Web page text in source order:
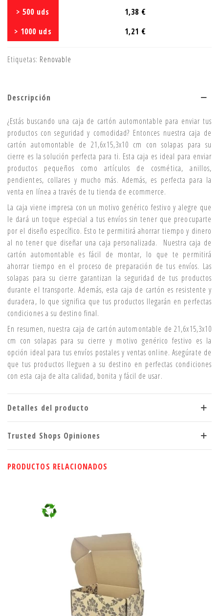
> 500 uds
1,38 €
> 1000 uds
1,21 €
Etiquetas: Renovable
Descripción
¿Estás buscando una caja de cartón automontable para enviar tus
productos con seguridad y comodidad? Entonces nuestra caja de
cartón automontable de 21,6x15,3x10 cm con solapas para su
cierre es la solución perfecta para ti. Esta caja es ideal para enviar
productos pequeños como artículos de cosmética, anillos,
pendientes, collares y mucho más. Además, es perfecta para la
venta en línea a través de tu tienda de ecommerce.
La caja viene impresa con un motivo genérico festivo y alegre que
le dará un toque especial a tus envíos sin tener que preocuparte
por el diseño específico. Esto te permitirá ahorrar tiempo y dinero
al no tener que diseñar una caja personalizada. Nuestra caja de
cartón automontable es fácil de montar, lo que te permitirá
ahorrar tiempo en el proceso de preparación de tus envíos. Las
solapas para su cierre garantizan la seguridad de tus productos
durante el transporte. Además, esta caja de cartón es resistente y
duradera, lo que significa que tus productos llegarán en perfectas
condiciones a su destino final.
En resumen, nuestra caja de cartón automontable de 21,6x15,3x10
cm con solapas para su cierre y motivo genérico festivo es la
opción ideal para tus envíos postales y ventas online. Asegúrate de
que tus productos lleguen a su destino en perfectas condiciones
con esta caja de alta calidad, bonita y fácil de usar.
Detalles del producto
Trusted Shops Opiniones
PRODUCTOS RELACIONADOS